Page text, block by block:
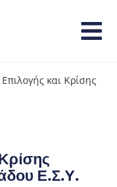
και Κρίσης
Ε.Σ.Υ.